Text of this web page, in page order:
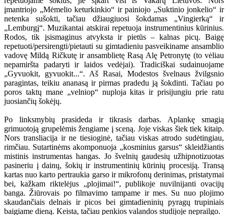
įmantriojo „Mėmelio keturkinkio“ ir painiojo „Suktinio jonkelio“ ir
netenka sušokti, tačiau džiaugiuosi šokdamas „Vingierką“ ir
„Lemburgį“. Muzikantai atskirai repetuoja instrumentinius kūrinius.
Rodos, tik įsismaginus atvyksta ir pietūs – kalnas picų. Baigę
repetuoti/persirengti/pietauti su gimtadieniu pasveikiname ansamblio
vadovę Mildą Ričkutę ir ansamblietę Rasą Alę Petronytę (to vėliau
nepamiršta padaryti ir laidos vedėjai). Tradiciškai sudainuojame
„Gyvuokit, gyvuokit...“. Aš Rasai, Modestos švelnaus žvilgsnio
paragintas, teikiu ananasą ir pirmas pradedu ją šokdinti. Tačiau po
poros taktų mane „velniop“ nuploja kitas ir prisijungiu prie ratu
juosiančių šokėjų.
Po linksmybių prasideda ir tikrasis darbas. Aplankę smagią
grimuotoją grupelėmis žengiame į sceną. Joje viskas šiek tiek kitaip.
Nors transliacija ir ne tiesioginė, tačiau viskas atrodo sudėtingiau,
rimčiau. Sutartinėms akomponuoja „kosminius garsus“ skleidžiantis
mistinis instrumentas hangas. Jo švelnių gaudesių užhipnotizuotas
pasineriu į dainų, šokių ir instrumentinių kūrinių procesiją. Transą
kartas nuo karto pertraukia garso ir mikrofonų derinimas, pristatymai
bei, kažkam riktelėjus „plojimai!“, publikoje nuvilnijanti ovacijų
banga. Žiūrovais po filmavimo tampame ir mes. Su nuo plojimo
skaudančiais delnais ir picos bei gimtadieninių pyragų trupiniais
baigiame dieną. Keista, tačiau penkios valandos studijoje neprailgo.